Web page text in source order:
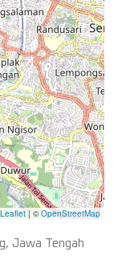
Leaflet | © OpenStreetMap
Jawa Tengah